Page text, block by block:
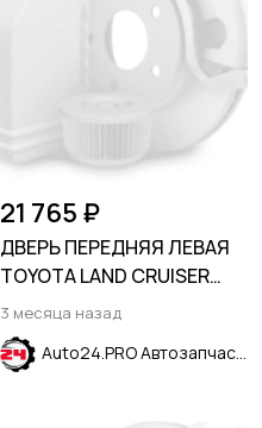
21 765 ₽
ДВЕРЬ ПЕРЕДНЯЯ ЛЕВАЯ
TOYOTA LAND CRUISER
PRADO J150 2009-
3 месяца назад
Auto24.PRO Автозапчасти